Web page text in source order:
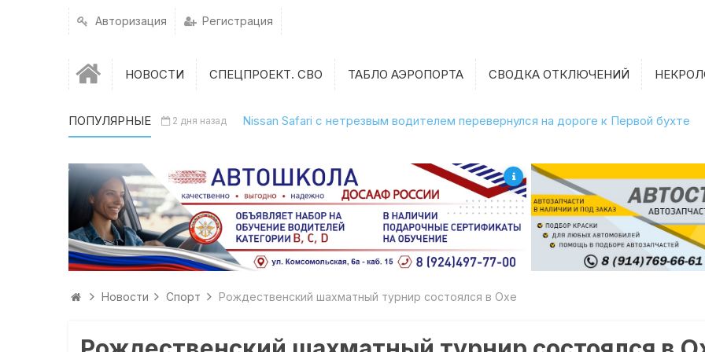
Авторизация Регистрация
НОВОСТИ СПЕЦПРОЕКТ. СВО ТАБЛО АЭРОПОРТА СВОДКА ОТКЛЮЧЕНИЙ
ПОПУЛЯРНЫЕ 2 дня назад Nissan Safari с нетрезвым водителем перевернулся на дороге к Первой бухте
Новости Спорт Рождественский шахматный турнир состоялся в Охе